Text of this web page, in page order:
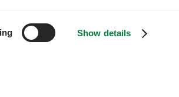
Show details
löydät myössivuiltamme